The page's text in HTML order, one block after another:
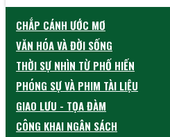
CHẮP CÁNH ƯỚC MƠ
VĂN HÓA VÀ ĐỜI SỐNG
THỜI SỰ NHÌN TỪ PHỐ HIẾN
PHÓNG SỰ VÀ PHIM TÀI LIỆU
GIAO LƯU - TỌA ĐÀM
CÔNG KHAI NGÂN SÁCH